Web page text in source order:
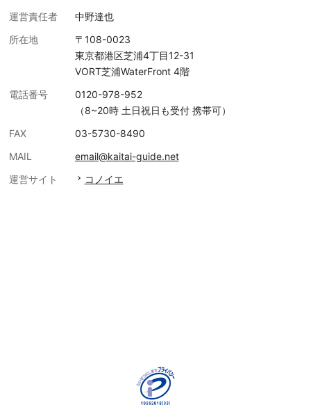
運営責任者
中野達也
所在地
〒108-0023
東京都港区芝浦4丁目12-31
VORT芝浦WaterFront 4階
電話番号
0120-978-952
（8~20時 土日祝日も受付 携帯可）
FAX
03-5730-8490
MAIL
email@kaitai-guide.net
運営サイト
コノイエ